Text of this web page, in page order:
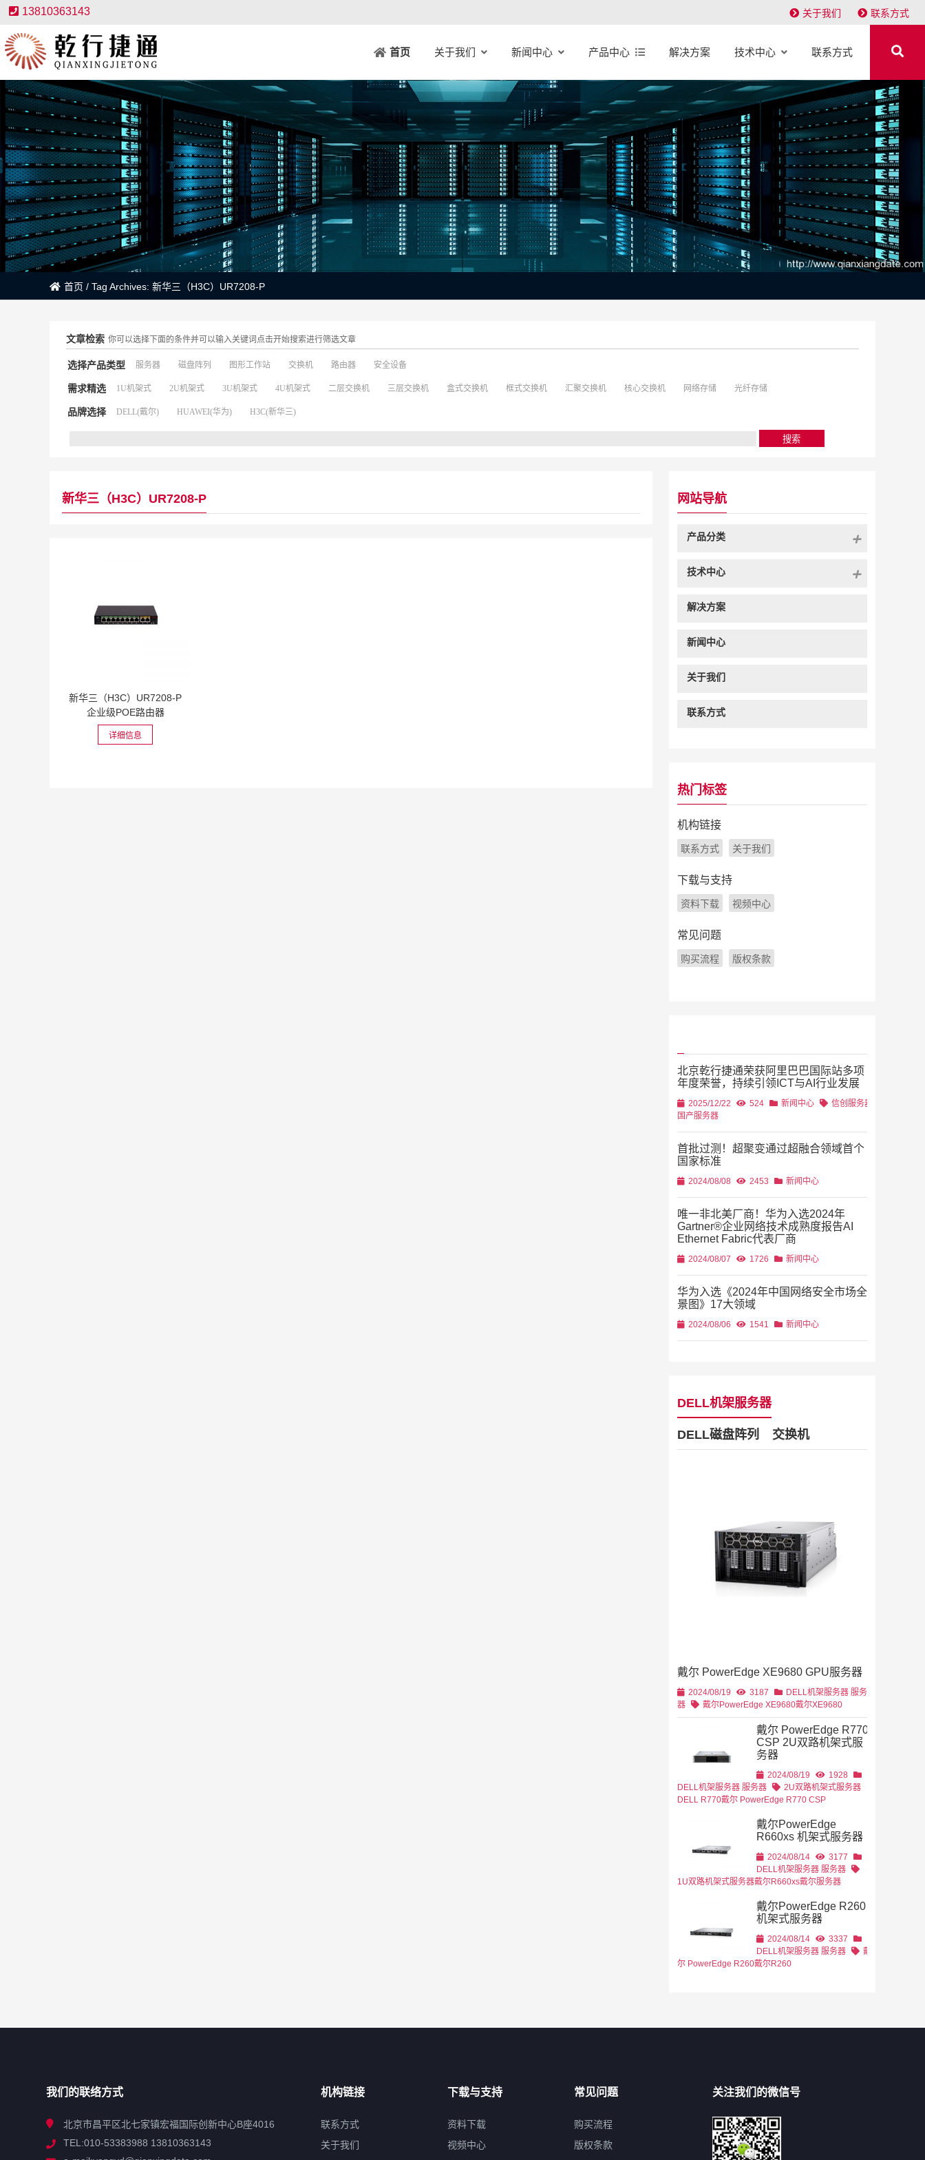
13810363143 关于我们 联系方式
首页 关于我们 新闻中心 产品中心 解决方案 技术中心 联系方式
首页 / Tag Archives: 新华三（H3C）UR7208-P
文章检索 你可以选择下面的条件并可以输入关键词点击开始搜索进行筛选文章
选择产品类型 服务器 磁盘阵列 图形工作站 交换机 路由器 安全设备
需求精选 1U机架式 2U机架式 3U机架式 4U机架式 二层交换机 三层交换机 盒式交换机 框式交换机 汇聚交换机 核心交换机 网络存储 光纤存储
品牌选择 DELL(戴尔) HUAWEI(华为) H3C(新华三)
新华三（H3C）UR7208-P
新华三（H3C）UR7208-P
企业级POE路由器
详细信息
网站导航
产品分类
技术中心
解决方案
新闻中心
关于我们
联系方式
热门标签
机构链接
联系方式 关于我们
下载与支持
资料下载 视频中心
常见问题
购买流程 版权条款
北京乾行捷通荣获阿里巴巴国际站多项
年度荣誉，持续引领ICT与AI行业发展
2025/12/22 524 新闻中心
信创服务器
国产服务器
首批过测！超聚变通过超融合领域首个
国家标准
2024/08/08 2453 新闻中心
唯一非北美厂商！华为入选2024年
Gartner®企业网络技术成熟度报告AI
Ethernet Fabric代表厂商
2024/08/07 1726 新闻中心
华为入选《2024年中国网络安全市场全
景图》17大领域
2024/08/06 1541 新闻中心
DELL机架服务器
DELL磁盘阵列 交换机
戴尔 PowerEdge XE9680 GPU服务器
2024/08/19 3187 DELL机架服务器 服务
器
戴尔PowerEdge XE9680戴尔XE9680
戴尔 PowerEdge R770
CSP 2U双路机架式服
务器
2024/08/19
1928
DELL机架服务器 服务器
2U双路机架式服务器
DELL R770戴尔 PowerEdge R770 CSP
戴尔PowerEdge
R660xs 机架式服务器
2024/08/14
3177
DELL机架服务器 服务器
1U双路机架式服务器戴尔R660xs戴尔服务器
戴尔PowerEdge R260
机架式服务器
2024/08/14
3337
DELL机架服务器 服务器
戴
尔 PowerEdge R260戴尔R260
我们的联络方式
北京市昌平区北七家镇宏福国际创新中心B座4016
TEL:010-53383988 13810363143
机构链接
联系方式
关于我们
下载与支持
资料下载
视频中心
常见问题
购买流程
版权条款
关注我们的微信号